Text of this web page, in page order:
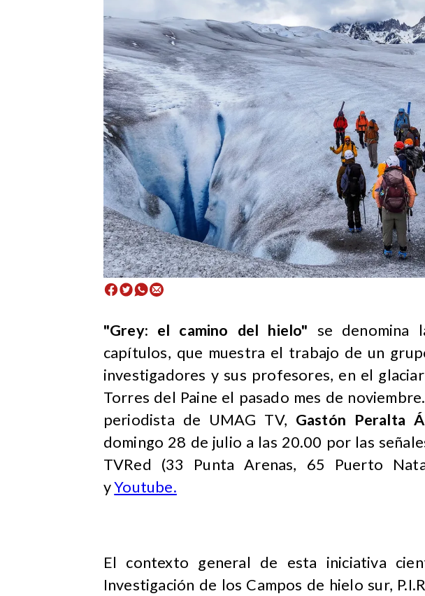
"Grey: el camino del hielo" se denomina
capítulos, que muestra el trabajo de un
investigadores y sus profesores, en el
Torres del Paine el pasado mes de
periodista de UMAG TV, Gastón Peralta
domingo 28 de julio a las 20.00 por las
TVRed (33 Punta Arenas, 65 Puerto
yYoutube.
El contexto general de esta iniciativa
Investigación de los Campos de hielo sur,